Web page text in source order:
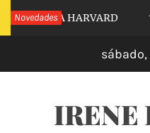
Saltar
al
NovedadesA HARVARD 1
sábado,
IRENE